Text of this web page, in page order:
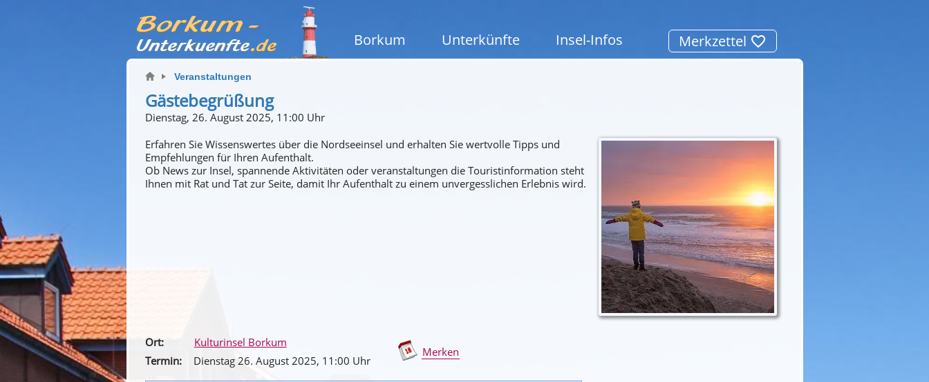
Borkum Unterkünfte Insel-Infos Merkzettel
Veranstaltungen
Gästebegrüßung
Dienstag, 26. August 2025, 11:00 Uhr
Erfahren Sie Wissenswertes über die Nordseeinsel und erhalten Sie wertvolle Tipps und
Empfehlungen für Ihren Aufenthalt.
Ob News zur Insel, spannende Aktivitäten oder veranstaltungen die Touristinformation steht
Ihnen mit Rat und Tat zur Seite, damit Ihr Aufenthalt zu einem unvergesslichen Erlebnis wird.
Ort:
Kulturinsel Borkum
Termin:
Dienstag 26. August 2025, 11 :00 Uhr
Merken